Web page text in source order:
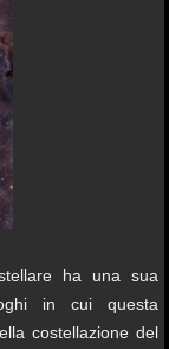
ha una sua
in cui questa
costellazione del